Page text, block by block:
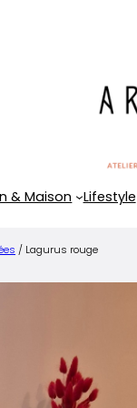
& Maison Lifestyle
/ Lagurus rouge